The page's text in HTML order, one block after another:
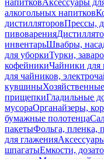
напитковАксессуары
алкогольных напитков
дистилляторовПрессы,
пивоварения
инвентарьШвабры,
для уборкиТурки,
кофейникиЧайники для
для чайников,
кувшины
прищепкиГладильные
мусораОрганайзеры,
бумажные полотенца
пакетыФольга, пленка,
для глажения
шпагатыЕмкости,